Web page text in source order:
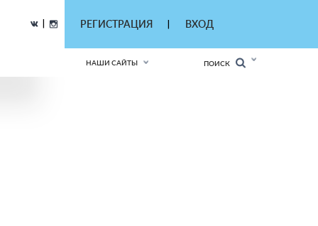
РЕГИСТРАЦИЯ ВХОД
НАШИ САЙТЫ ПОИСК